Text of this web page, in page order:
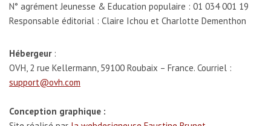
N° agrément Jeunesse & Education populaire : 01 034 001 19
Responsable éditorial : Claire Ichou et Charlotte Dementhon
Hébergeur:
OVH, 2 rue Kellermann, 59100 Roubaix – France. Courriel :
support@ovh.com
Conception graphique :